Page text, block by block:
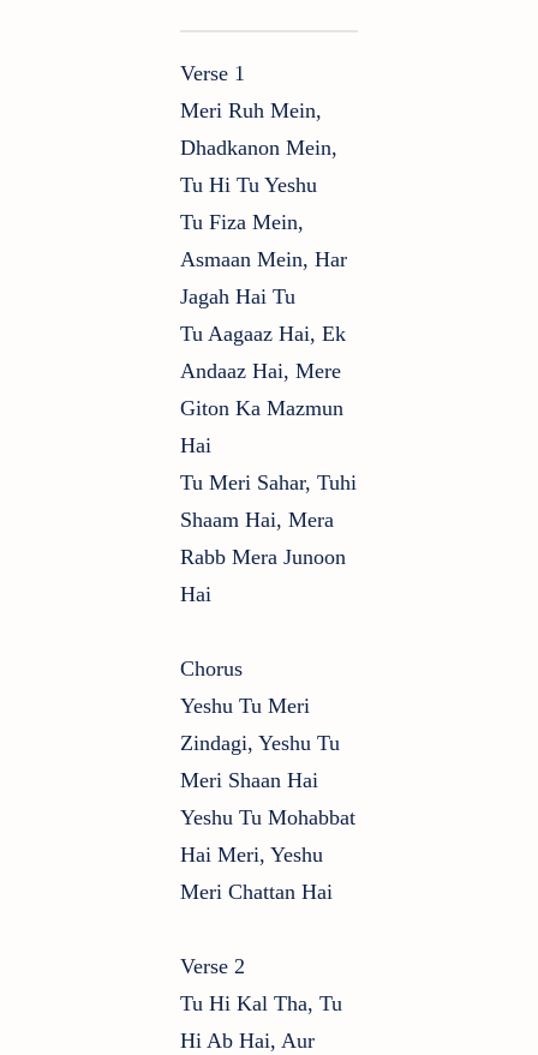
Verse 1
Meri Ruh Mein,
Dhadkanon Mein,
Tu Hi Tu Yeshu
Tu Fiza Mein,
Asmaan Mein, Har
Jagah Hai Tu
Tu Aagaaz Hai, Ek
Andaaz Hai, Mere
Giton Ka Mazmun
Hai
Tu Meri Sahar, Tuhi
Shaam Hai, Mera
Rabb Mera Junoon
Hai
Chorus
Yeshu Tu Meri
Zindagi, Yeshu Tu
Meri Shaan Hai
Yeshu Tu Mohabbat
Hai Meri, Yeshu
Meri Chattan Hai
Verse 2
Tu Hi Kal Tha, Tu
Hi Ab Hai, Aur